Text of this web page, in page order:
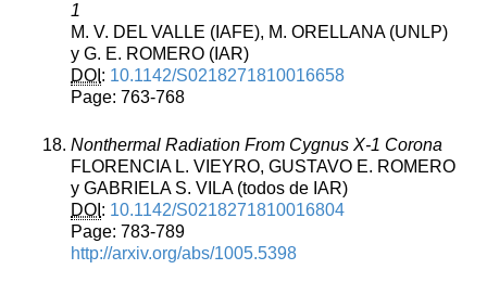
1
M. V. DEL VALLE (IAFE), M. ORELLANA (UNLP)
y G. E. ROMERO (IAR)
DOI : 10.1142/S0218271810016658
Page: 763-768
Nonthermal Radiation From Cygnus X-1 Corona
FLORENCIA L. VIEYRO, GUSTAVO E. ROMERO
y GABRIELA S. VILA (todos de IAR)
DOI : 10.1142/S0218271810016804
Page: 783-789
http://arxiv.org/abs/1005.5398